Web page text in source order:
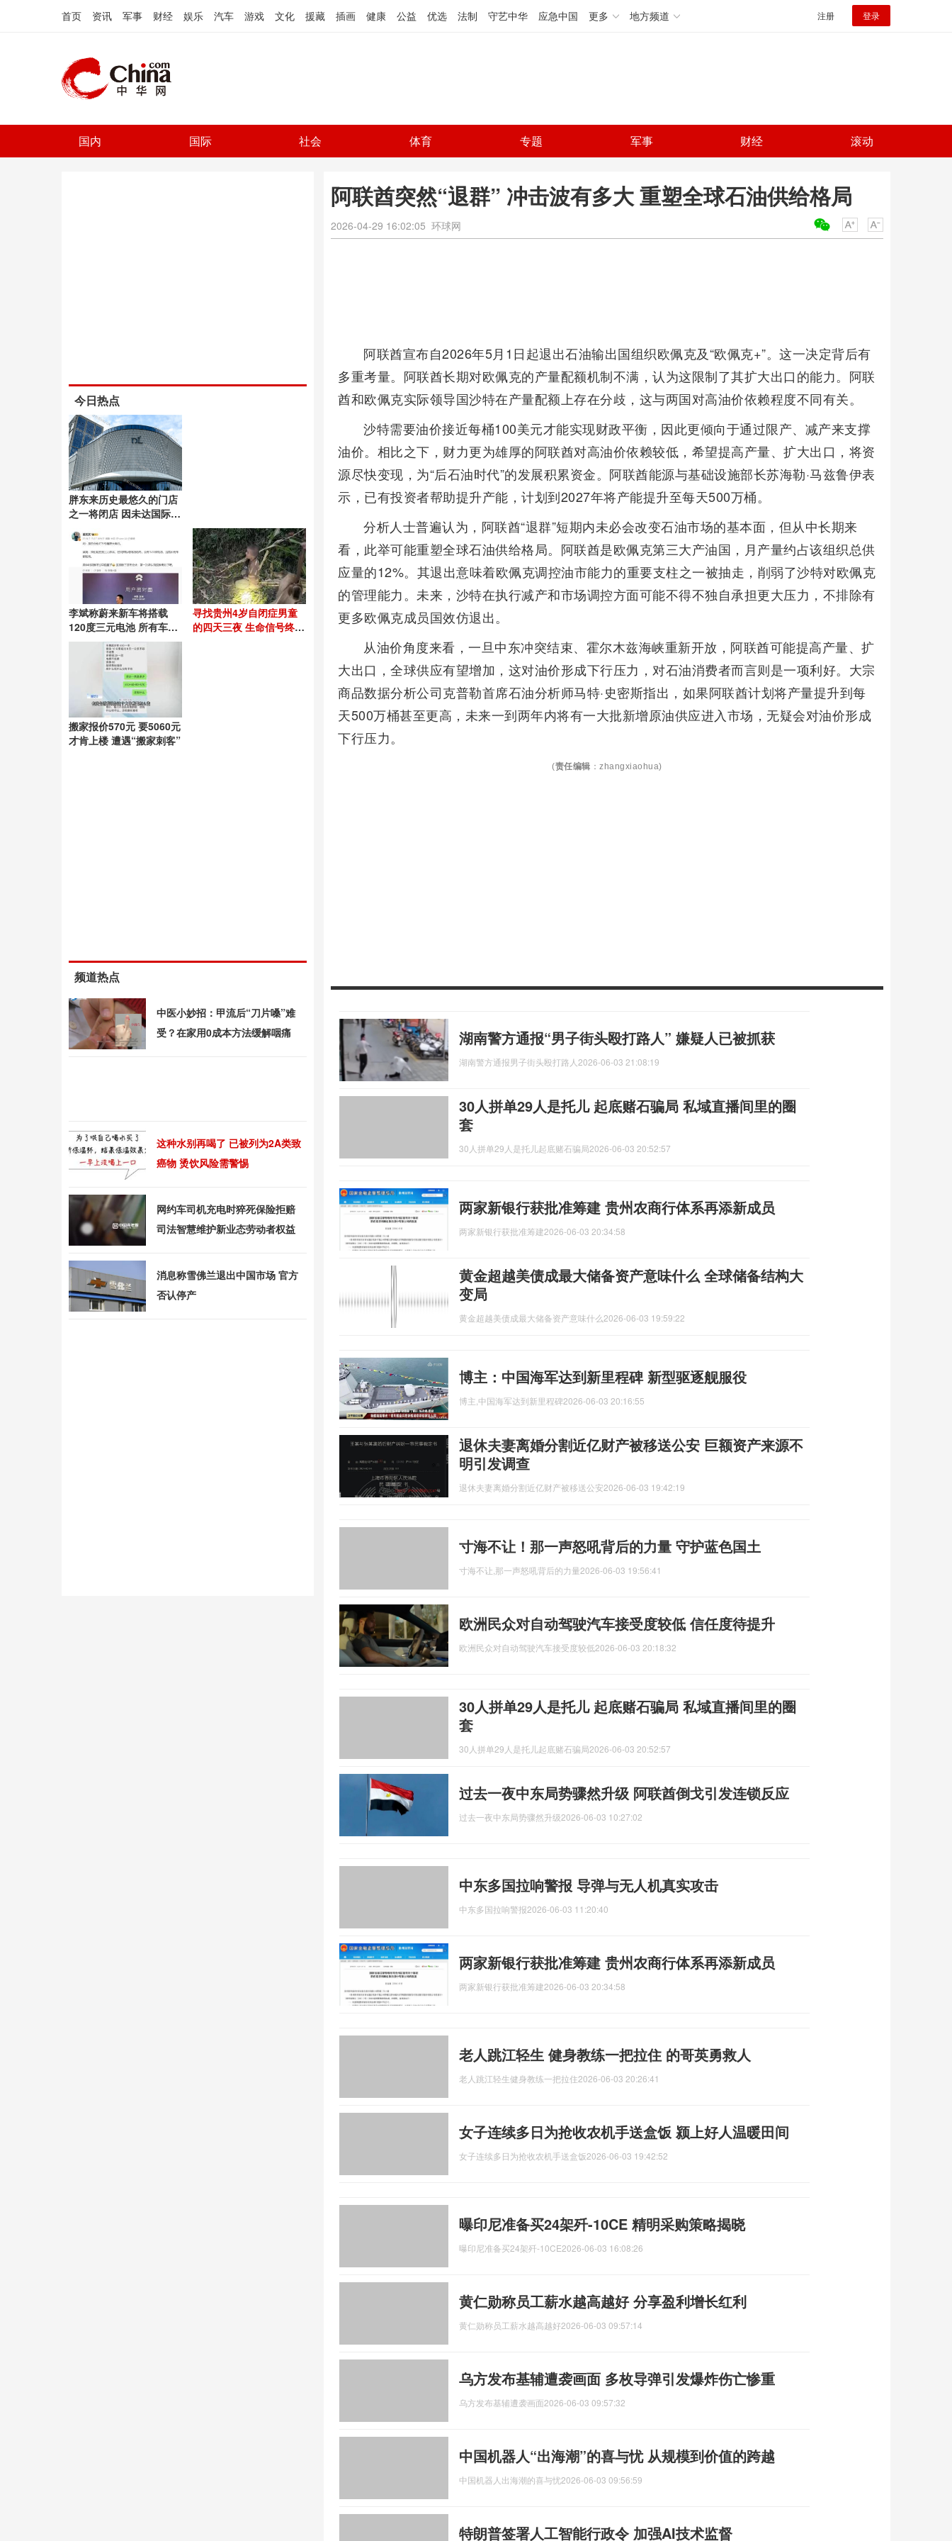
首页 资讯 军事 财经 娱乐 汽车 游戏 文化 援藏 插画 健康 公益 优选 法制 守艺中华 应急中国 更多 地方频道 注册 登录
国内 国际 社会 体育 专题 军事 财经 滚动
阿联酋突然“退群” 冲击波有多大 重塑全球石油供给格局
2026-04-29 16:02:05 环球网
阿联酋宣布自2026年5月1日起退出石油输出国组织欧佩克及“欧佩克+”。这一决定背后有
多重考量。阿联酋长期对欧佩克的产量配额机制不满，认为这限制了其扩大出口的能力。阿联
酋和欧佩克实际领导国沙特在产量配额上存在分歧，这与两国对高油价依赖程度不同有关。
沙特需要油价接近每桶100美元才能实现财政平衡，因此更倾向于通过限产、减产来支撑
油价。相比之下，财力更为雄厚的阿联酋对高油价依赖较低，希望提高产量、扩大出口，将资
源尽快变现，为“后石油时代”的发展积累资金。阿联酋能源与基础设施部长苏海勒·马兹鲁伊表
示，已有投资者帮助提升产能，计划到2027年将产能提升至每天500万桶。
分析人士普遍认为，阿联酋“退群”短期内未必会改变石油市场的基本面，但从中长期来
看，此举可能重塑全球石油供给格局。阿联酋是欧佩克第三大产油国，月产量约占该组织总供
应量的12%。其退出意味着欧佩克调控油市能力的重要支柱之一被抽走，削弱了沙特对欧佩克
的管理能力。未来，沙特在执行减产和市场调控方面可能不得不独自承担更大压力，不排除有
更多欧佩克成员国效仿退出。
从油价角度来看，一旦中东冲突结束、霍尔木兹海峡重新开放，阿联酋可能提高产量、扩
大出口，全球供应有望增加，这对油价形成下行压力，对石油消费者而言则是一项利好。大宗
商品数据分析公司克普勒首席石油分析师马特·史密斯指出，如果阿联酋计划将产量提升到每
天500万桶甚至更高，未来一到两年内将有一大批新增原油供应进入市场，无疑会对油价形成
下行压力。
(责任编辑 ：zhangxiaohua)
湖南警方通报“男子街头殴打路人” 嫌疑人已被抓获
湖南警方通报男子街头殴打路人 2026-06-03 21:08:19
30人拼单29人是托儿 起底赌石骗局 私域直播间里的圈
套
30人拼单29人是托儿起底赌石骗局2026-06-03 20:52:57
两家新银行获批准筹建 贵州农商行体系再添新成员
两家新银行获批准筹建2026-06-03 20:34:58
黄金超越美债成最大储备资产意味什么 全球储备结构大
变局
黄金超越美债成最大储备资产意味什么2026-06-03 19:59:22
博主：中国海军达到新里程碑 新型驱逐舰服役
博主,中国海军达到新里程碑2026-06-03 20:16:55
退休夫妻离婚分割近亿财产被移送公安 巨额资产来源不
明引发调查
退休夫妻离婚分割近亿财产被移送公安2026-06-03 19:42:19
寸海不让！那一声怒吼背后的力量 守护蓝色国土
寸海不让,那一声怒吼背后的力量2026-06-03 19:56:41
欧洲民众对自动驾驶汽车接受度较低 信任度待提升
欧洲民众对自动驾驶汽车接受度较低2026-06-03 20:18:32
30人拼单29人是托儿 起底赌石骗局 私域直播间里的圈
套
30人拼单29人是托儿起底赌石骗局2026-06-03 20:52:57
过去一夜中东局势骤然升级 阿联酋倒戈引发连锁反应
过去一夜中东局势骤然升级2026-06-03 10:27:02
中东多国拉响警报 导弹与无人机真实攻击
中东多国拉响警报2026-06-03 11:20:40
两家新银行获批准筹建 贵州农商行体系再添新成员
两家新银行获批准筹建2026-06-03 20:34:58
老人跳江轻生 健身教练一把拉住 的哥英勇救人
老人跳江轻生健身教练一把拉住2026-06-03 20:26:41
女子连续多日为抢收农机手送盒饭 颍上好人温暖田间
女子连续多日为抢收农机手送盒饭2026-06-03 19:42:52
曝印尼准备买24架歼-10CE 精明采购策略揭晓
曝印尼准备买24架歼-10CE2026-06-03 16:08:26
黄仁勋称员工薪水越高越好 分享盈利增长红利
黄仁勋称员工薪水越高越好2026-06-03 09:57:14
乌方发布基辅遭袭画面 多枚导弹引发爆炸伤亡惨重
乌方发布基辅遭袭画面2026-06-03 09:57:32
中国机器人“出海潮”的喜与忧 从规模到价值的跨越
中国机器人出海潮的喜与忧2026-06-03 09:56:59
特朗普签署人工智能行政令 加强AI技术监督
今日热点
胖东来历史最悠久的门店
之一将闭店 因未达国际一
李斌称蔚来新车将搭载
120度三元电池 所有车型
通用
寻找贵州4岁自闭症男童
的四天三夜 生命信号终被
搬家报价570元 要5060元
才肯上楼 遭遇“搬家刺客”
频道热点
中医小妙招：甲流后“刀片嗓”难
受？在家用0成本方法缓解咽痛
这种水别再喝了 已被列为2A类致
癌物 烫饮风险需警惕
网约车司机充电时猝死保险拒赔
司法智慧维护新业态劳动者权益
消息称雪佛兰退出中国市场 官方
否认停产